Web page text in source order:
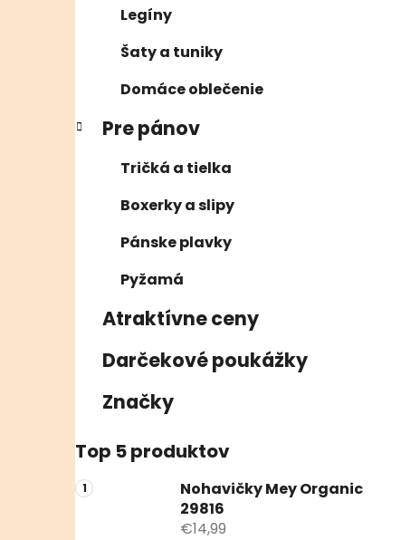
Legíny
Šaty a tuniky
Domáce oblečenie
Pre pánov
Tričká a tielka
Boxerky a slipy
Pánske plavky
Pyžamá
Atraktívne ceny
Darčekové poukážky
Značky
Top 5 produktov
Nohavičky Mey Organic
29816
€14,99